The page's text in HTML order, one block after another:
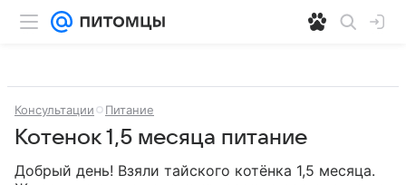
Консультации Питание
Котенок 1,5 месяца питание
Добрый день! Взяли тайского котёнка 1,5 месяца.